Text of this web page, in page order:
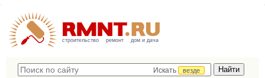
строительство ремонт дом и дача
Искать
везде